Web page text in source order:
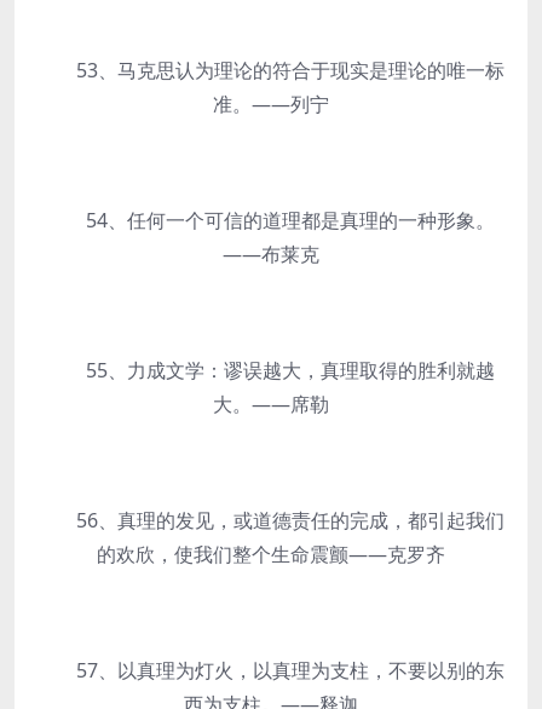
53、马克思认为理论的符合于现实是理论的唯一标
准。——列宁
54、任何一个可信的道理都是真理的一种形象。
——布莱克
55、力成文学：谬误越大，真理取得的胜利就越
大。——席勒
56、真理的发见，或道德责任的完成，都引起我们
的欢欣，使我们整个生命震颤——克罗齐
57、以真理为灯火，以真理为支柱，不要以别的东